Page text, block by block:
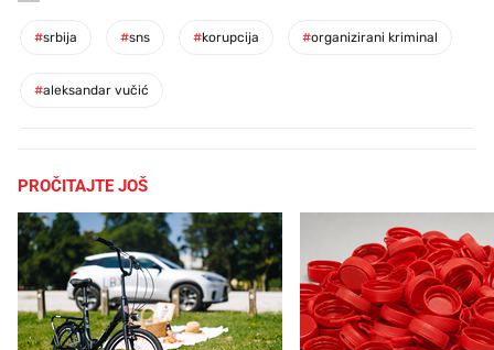
#srbija #sns #korupcija #organizirani kriminal
#aleksandar vučić
PROČITAJTE JOŠ